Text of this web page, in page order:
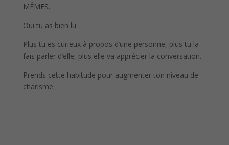
MÊMES.
Oui tu as bien lu.
Plus tu es curieux à propos d’une personne, plus tu la
fais parler d’elle, plus elle va apprécier la conversation.
Prends cette habitude pour augmenter ton niveau de
charisme.